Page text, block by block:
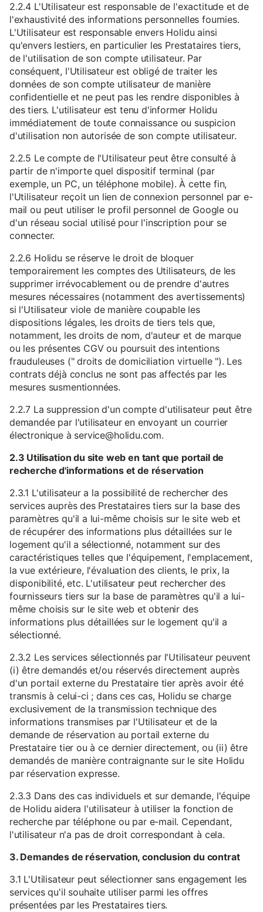
2.2.4 L'Utilisateur est responsable de l'exactitude et de
l'exhaustivité des informations personnelles fournies.
L'Utilisateur est responsable envers Holidu ainsi
qu'envers lestiers, en particulier les Prestataires tiers,
de l'utilisation de son compte utilisateur. Par
conséquent, l'Utilisateur est obligé de traiter les
données de son compte utilisateur de manière
confidentielle et ne peut pas les rendre disponibles à
des tiers. L'utilisateur est tenu d'informer Holidu
immédiatement de toute connaissance ou suspicion
d'utilisation non autorisée de son compte utilisateur.
2.2.5 Le compte de l'Utilisateur peut être consulté à
partir de n'importe quel dispositif terminal (par
exemple, un PC, un téléphone mobile). À cette fin,
l'Utilisateur reçoit un lien de connexion personnel par e-
mail ou peut utiliser le profil personnel de Google ou
d'un réseau social utilisé pour l'inscription pour se
connecter.
2.2.6 Holidu se réserve le droit de bloquer
temporairement les comptes des Utilisateurs, de les
supprimer irrévocablement ou de prendre d'autres
mesures nécessaires (notamment des avertissements)
si l'Utilisateur viole de manière coupable les
dispositions légales, les droits de tiers tels que,
notamment, les droits de nom, d'auteur et de marque
ou les présentes CGV ou poursuit des intentions
frauduleuses (" droits de domiciliation virtuelle "). Les
contrats déjà conclus ne sont pas affectés par les
mesures susmentionnées.
2.2.7 La suppression d'un compte d'utilisateur peut être
demandée par l'utilisateur en envoyant un courrier
électronique à service@holidu.com.
2.3 Utilisation du site web en tant que portail de
recherche d'informations et de réservation
2.3.1 L'utilisateur a la possibilité de rechercher des
services auprès des Prestataires tiers sur la base des
paramètres qu'il a lui-même choisis sur le site web et
de récupérer des informations plus détaillées sur le
logement qu'il a sélectionné, notamment sur des
caractéristiques telles que l'équipement, l'emplacement,
la vue extérieure, l'évaluation des clients, le prix, la
disponibilité, etc. L'utilisateur peut rechercher des
fournisseurs tiers sur la base de paramètres qu'il a lui-
même choisis sur le site web et obtenir des
informations plus détaillées sur le logement qu'il a
sélectionné.
2.3.2 Les services sélectionnés par l'Utilisateur peuvent
(i) être demandés et/ou réservés directement auprès
d'un portail externe du Prestataire tier après avoir été
transmis à celui-ci ; dans ces cas, Holidu se charge
exclusivement de la transmission technique des
informations transmises par l'Utilisateur et de la
demande de réservation au portail externe du
Prestataire tier ou à ce dernier directement, ou (ii) être
demandés de manière contraignante sur le site Holidu
par réservation expresse.
2.3.3 Dans des cas individuels et sur demande, l'équipe
de Holidu aidera l'utilisateur à utiliser la fonction de
recherche par téléphone ou par e-mail. Cependant,
l'utilisateur n'a pas de droit correspondant à cela.
3. Demandes de réservation, conclusion du contrat
3.1 L'Utilisateur peut sélectionner sans engagement les
services qu'il souhaite utiliser parmi les offres
présentées par les Prestataires tiers.